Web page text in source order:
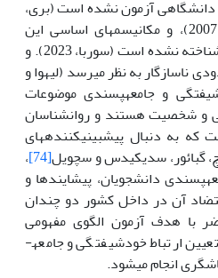
دانشگاهی آزمون نشده است (بری،
، 2007)، و مکانیسم­های اساسی این
رابطه نیز هنوز به طور کامل شناخته نشده است (سوربا، 2023). و
ناسازگار به نظر می­رسد (لی­هوا و
خودشیفتگی و جامعه­پسندی موضوعات
و شخصیت هستند و روان­شناسان
به دنبال پیش­بینی­کننده­های
گبائور، سدیکیدس و سچویل[74]
،
دانشجویان، پیشایندها و
آن در داخل کشور دو چندان
با هدف آزمون الگوی مفهومی
شکل1، جهت تعیین ارتباط خودشیفتگی و جامعه­
انجام می­شود.